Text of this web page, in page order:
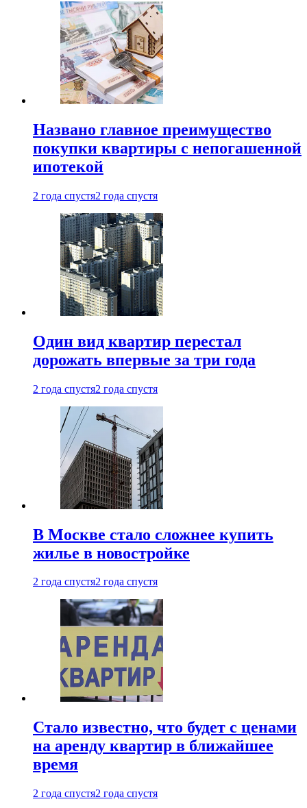
Названо главное преимущество
покупки квартиры с непогашенной
ипотекой
2 года спустя2 года спустя
Один вид квартир перестал
дорожать впервые за три года
2 года спустя2 года спустя
В Москве стало сложнее купить
жилье в новостройке
2 года спустя2 года спустя
Стало известно, что будет с ценами
на аренду квартир в ближайшее
время
2 года спустя2 года спустя